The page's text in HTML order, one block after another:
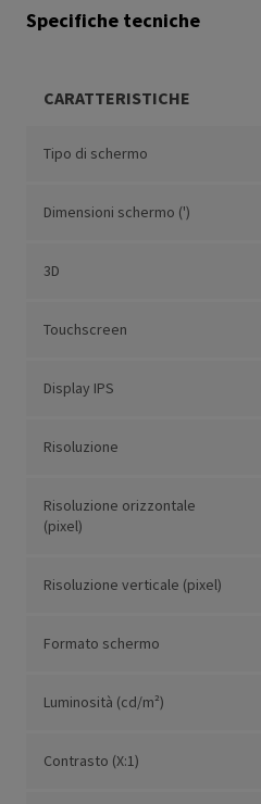
Specifiche tecniche
CARATTERISTICHE
Tipo di schermo
Dimensioni schermo (')
3D
Touchscreen
Display IPS
Risoluzione
Risoluzione orizzontale
(pixel)
Risoluzione verticale (pixel)
Formato schermo
Luminosità (cd/m²)
Contrasto (X:1)